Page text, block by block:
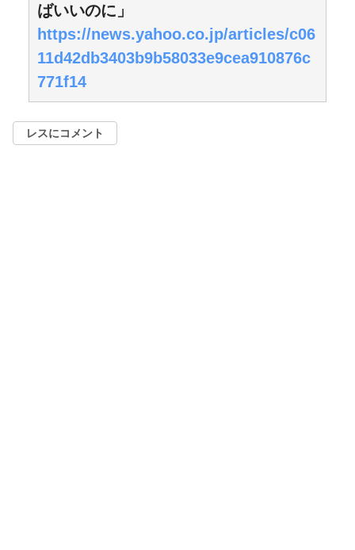
ばいいのに」
https://news.yahoo.co.jp/articles/c06
11d42db3403b9b58033e9cea910876c
771f14
レスにコメント